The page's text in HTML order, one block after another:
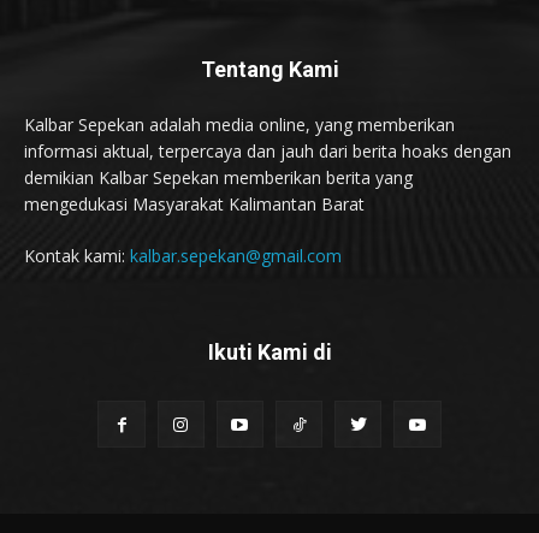
Tentang Kami
Kalbar Sepekan adalah media online, yang memberikan
informasi aktual, terpercaya dan jauh dari berita hoaks dengan
demikian Kalbar Sepekan memberikan berita yang
mengedukasi Masyarakat Kalimantan Barat
Kontak kami: kalbar.sepekan@gmail.com
Ikuti Kami di